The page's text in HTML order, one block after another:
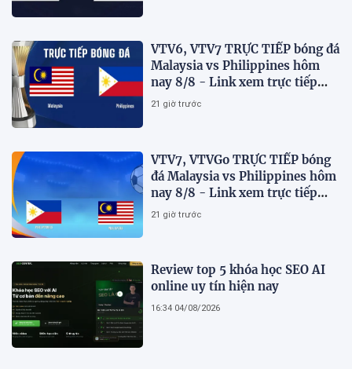
VTV6, VTV7 TRỰC TIẾP bóng đá
Malaysia vs Philippines hôm
nay 8/8 - Link xem trực tiếp
AFF Cup 2026 mới nhất
21 giờ trước
VTV7, VTVGo TRỰC TIẾP bóng
đá Malaysia vs Philippines hôm
nay 8/8 - Link xem trực tiếp
AFF Cup 2026 mới nhất
21 giờ trước
Review top 5 khóa học SEO AI
online uy tín hiện nay
16:34 04/08/2026